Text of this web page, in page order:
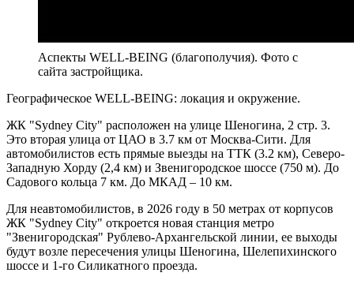
Аспекты WELL-BEING (благополучия). Фото с
сайта застройщика.
Географическое WELL-BEING: локация и окружение.
ЖК "Sydney City" расположен на улице Шеногина, 2 стр. 3.
Это вторая улица от ЦАО в 3.7 км от Москва-Сити. Для
автомобилистов есть прямые выезды на ТТК (3.2 км), Северо-
Западную Хорду (2,4 км) и Звенигородское шоссе (750 м). До
Садового кольца 7 км. До МКАД – 10 км.
Для неавтомобилистов, в 2026 году в 50 метрах от корпусов
ЖК "Sydney City" откроется новая станция метро
"Звенигородская" Рублево-Архангельской линии, ее выходы
будут возле пересечения улицы Шеногина, Шелепихинского
шоссе и 1-го Силикатного проезда.